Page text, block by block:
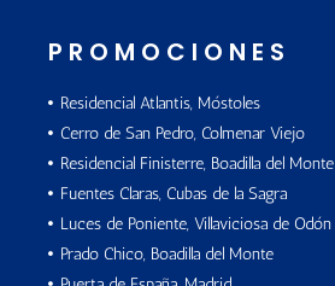
PROMOCIONES
Residencial Atlantis, Móstoles
Cerro de San Pedro, Colmenar Viejo
Residencial Finisterre, Boadilla del Monte
Fuentes Claras, Cubas de la Sagra
Luces de Poniente, Villaviciosa de Odón
Prado Chico, Boadilla del Monte